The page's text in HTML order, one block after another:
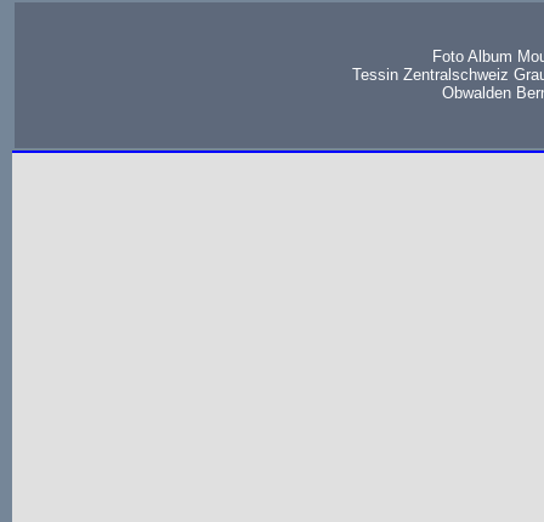
Foto Album
Tessin Zentralschweiz
Obwalden